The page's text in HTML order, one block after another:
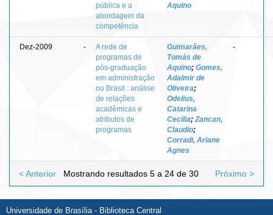
pública e a
abordagem da
competência
Aquino
Dez-2009 -
A rede de
programas de
pós-graduação
em administração
no Brasil : análise
de relações
acadêmicas e
atributos de
programas
Guimarães,
Tomás de
Aquino; Gomes,
Adalmir de
Oliveira;
Odelius,
Catarina
Cecília; Zancan,
Claudio;
Corradi, Ariane
Agnes
-
Mostrando resultados 5 a 24 de 30
< Anterior Próximo >
Universidade de Brasília - Biblioteca Central